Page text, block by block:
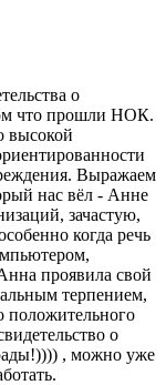
о
что прошли НОК.
высокой
Выражаем
нас вёл - Анне
зачастую,
когда речь
проявила свой
терпением,
положительного
о
, можно уже